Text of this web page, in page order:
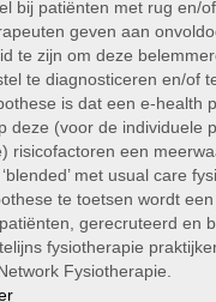
bij patiënten met rug en/of
geven aan
te zijn om deze
te diagnosticeren en/of
is dat een e-health
deze (voor de individuele
risicofactoren een
met usual care
te toetsen wordt
gerecruteerd en
fysiotherapie
Fysiotherapie.